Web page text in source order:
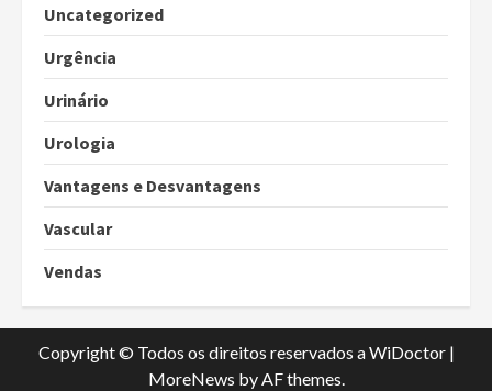
Uncategorized
Urgência
Urinário
Urologia
Vantagens e Desvantagens
Vascular
Vendas
Copyright © Todos os direitos reservados a WiDoctor |
MoreNews by AF themes.